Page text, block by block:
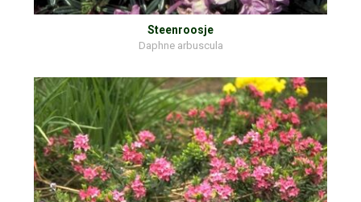
Steenroosje
Daphne arbuscula